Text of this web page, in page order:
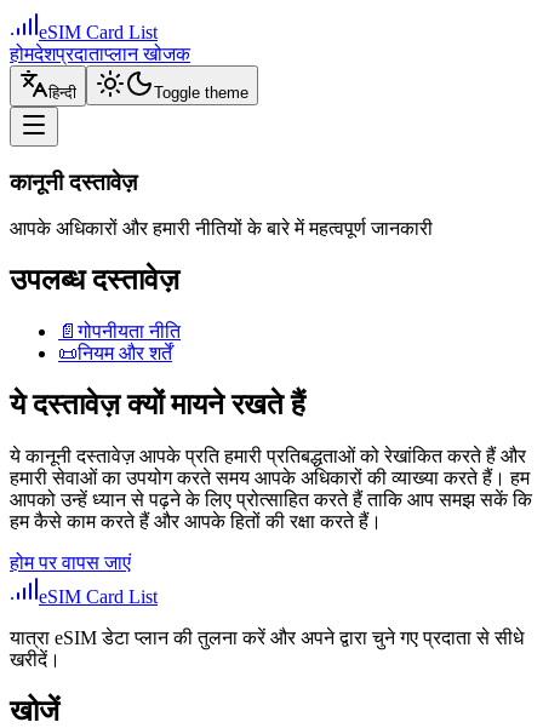
eSIM Card List
होमदेशप्रदाताप्लान खोजक
हिन्दी Toggle theme
कानूनी दस्तावेज़
आपके अधिकारों और हमारी नीतियों के बारे में महत्वपूर्ण जानकारी
उपलब्ध दस्तावेज़
📄गोपनीयता नीति
📜नियम और शर्तें
ये दस्तावेज़ क्यों मायने रखते हैं
ये कानूनी दस्तावेज़ आपके प्रति हमारी प्रतिबद्धताओं को रेखांकित करते हैं और
हमारी सेवाओं का उपयोग करते समय आपके अधिकारों की व्याख्या करते हैं। हम
आपको उन्हें ध्यान से पढ़ने के लिए प्रोत्साहित करते हैं ताकि आप समझ सकें कि
हम कैसे काम करते हैं और आपके हितों की रक्षा करते हैं।
होम पर वापस जाएं
eSIM Card List
यात्रा eSIM डेटा प्लान की तुलना करें और अपने द्वारा चुने गए प्रदाता से सीधे
खरीदें।
खोजें